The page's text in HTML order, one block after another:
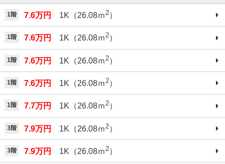
1階 7.6万円 1K（26.08ｍ2）
1階 7.6万円 1K（26.08ｍ2）
1階 7.6万円 1K（26.08ｍ 2）
1階 7.6万円 1K（26.08ｍ 2）
1階 7.7万円 1K（26.08ｍ2）
3階 7.9万円 1K（26.08ｍ 2）
3階 7.9万円 1K（26.08ｍ 2）